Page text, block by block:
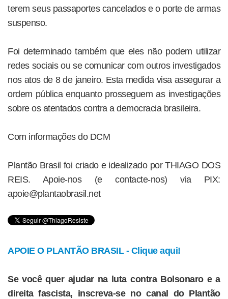
terem seus passaportes cancelados e o porte de armas
suspenso.
Foi determinado também que eles não podem utilizar
redes sociais ou se comunicar com outros investigados
nos atos de 8 de janeiro. Esta medida visa assegurar a
ordem pública enquanto prosseguem as investigações
sobre os atentados contra a democracia brasileira.
Com informações do DCM
Plantão Brasil foi criado e idealizado por THIAGO DOS
REIS. Apoie-nos (e contacte-nos) via PIX:
apoie@plantaobrasil.net
APOIE O PLANTÃO BRASIL - Clique aqui!
Se você quer ajudar na luta contra Bolsonaro e a
direita fascista, inscreva-se no canal do Plantão